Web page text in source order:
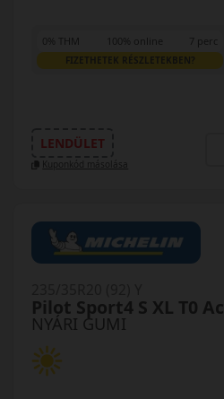
0% THM 100% online 7 perc
FIZETHETEK RÉSZLETEKBEN?
LENDÜLET
Kuponkód másolása
NYÁRI GUMI
Pilot Sport4 S XL T0 Ac